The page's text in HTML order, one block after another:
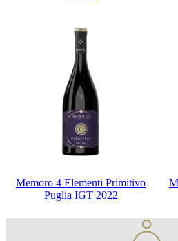
Memoro 4 Elementi Primitivo
Puglia IGT 2022